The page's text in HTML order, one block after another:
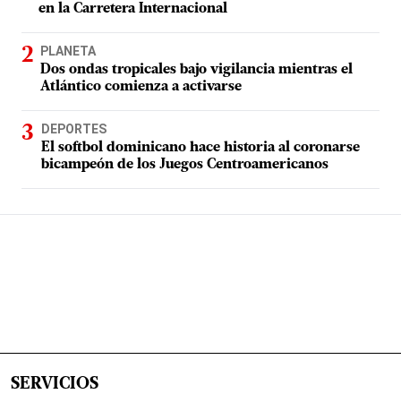
en la Carretera Internacional
PLANETA
Dos ondas tropicales bajo vigilancia mientras el
Atlántico comienza a activarse
DEPORTES
El softbol dominicano hace historia al coronarse
bicampeón de los Juegos Centroamericanos
SERVICIOS